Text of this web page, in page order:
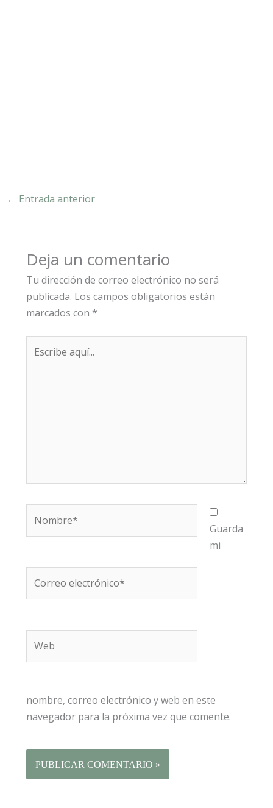
← Entrada anterior
Deja un comentario
Tu dirección de correo electrónico no será
publicada. Los campos obligatorios están
marcados con *
aquí...
electrónico*
Guarda
mi
nombre, correo electrónico y web en este
navegador para la próxima vez que comente.